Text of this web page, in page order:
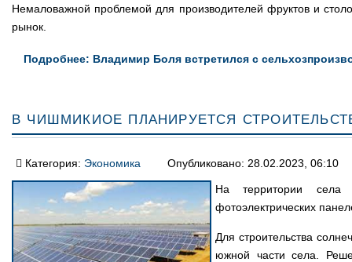
Немаловажной проблемой для производителей фруктов и
рынок.
Подробнее: Владимир Боля встретился с
В Чишмикиое планируется
Категория: Экономика Опубликовано: 28.02.2023, 06:10
На территории села
фотоэлектрических
Для строительства
южной части села.